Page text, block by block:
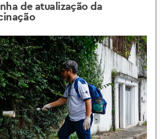
de atualização da